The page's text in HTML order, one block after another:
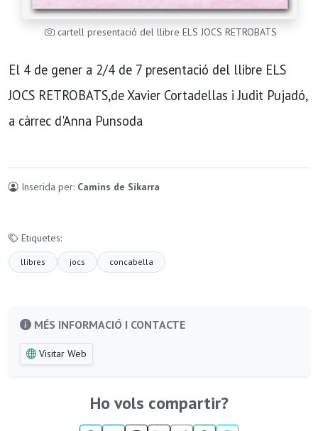
cartell presentació del llibre ELS JOCS RETROBATS
El 4 de gener a 2/4 de 7 presentació del llibre ELS
JOCS RETROBATS,de Xavier Cortadellas i Judit Pujadó,
a càrrec d'Anna Punsoda
Inserida per: Camins de Sikarra
Etiquetes:
llibres jocs concabella
MÉS INFORMACIÓ I CONTACTE
Visitar Web
Ho vols compartir?